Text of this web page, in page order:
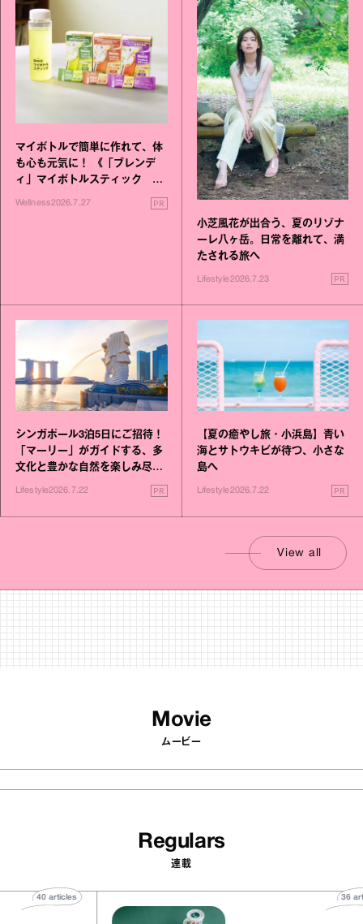
マイボトルで簡単に作れて、体
も心も元気に！ 《「ブレンデ
ィ」マイボトルスティック い
いこと毎日》シリーズが誕生
Wellness2026.7.27 PR
小芝風花が出合う、夏のリゾナ
ーレ八ヶ岳。日常を離れて、満
たされる旅へ
Lifestyle2026.7.23 PR
シンガポール3泊5日にご招待！
「マーリー」がガイドする、多
文化と豊かな自然を楽しみ尽く
Lifestyle2026.7.22 PR
【夏の癒やし旅・小浜島】青い
海とサトウキビが待つ、小さな
島へ
Lifestyle2026.7.22 PR
View all
Movie
ムービー
Regulars
連載
40